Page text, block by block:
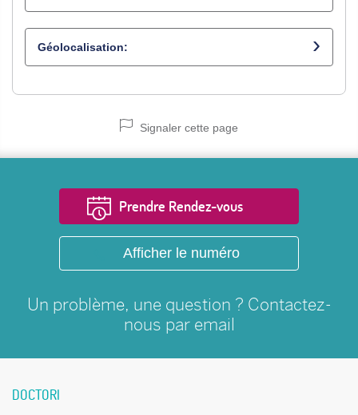
Psychiatre
Géolocalisation:
Signaler cette page
Prendre Rendez-vous
Afficher le numéro
Un problème, une question ? Contactez-
nous par email
DOCTORI